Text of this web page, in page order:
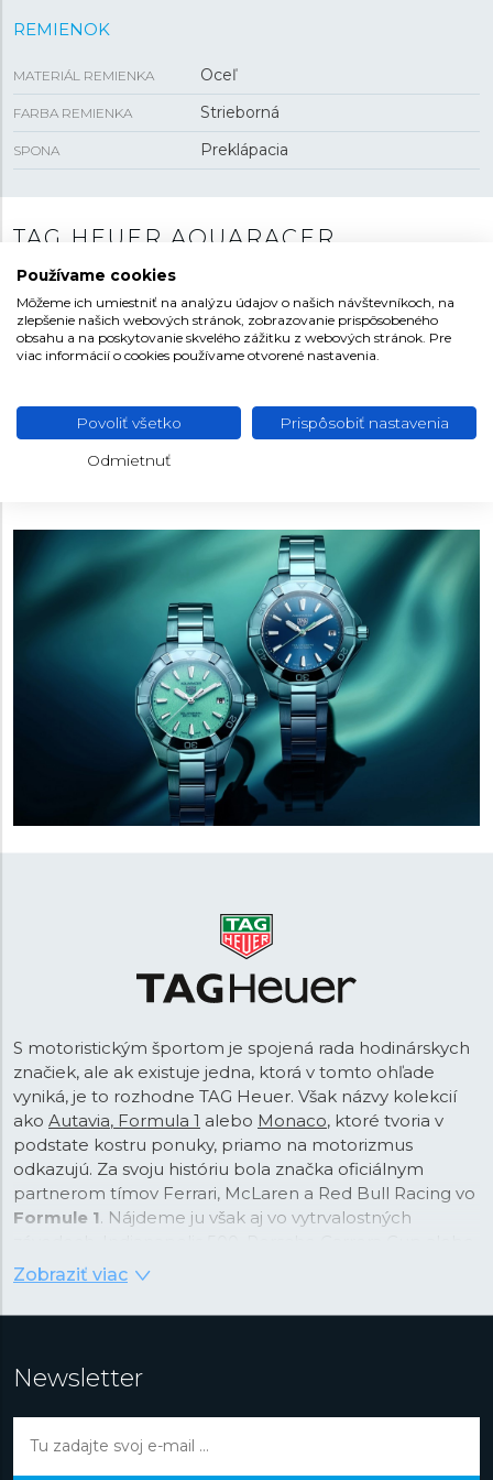
REMIENOK
MATERIÁL REMIENKA Oceľ
FARBA REMIENKA Strieborná
SPONA Preklápacia
TAG HEUER AQUARACER
V ponuke značky TAG Heuer nemôžu chýbať
potápačské modely. Tie nesú označenie Aquaracer a
všetky majú charakteristický dizajn sdvanásťstrannou
otočnou lunetoua výraznou korunkou s elegantnou
číselníkov, použitých materiálov a spôsobov spracovania
aj radu veľkostí. Modely Aquaracer Professional 200
majú vodotesnosť do
sú hodinky s quartzovým strojčekom so solárnym
pohonom alebo mechanické s automatickým
náťahom. Modely Aquaracer Professional 300 sú k
dispozícii s oceľovými alebo titánovými puzdrami s
priemerom 36, 42 alebo 43 milimetrov. Ako názov
napovedá hodinky disponujú vodotesnosťou
. Na špičke radu potom stojí titánový model
Aquaracer Professional 1000 Superdiver s
1000 metrov.
Zobraziť viac
S motoristickým športom je spojená rada hodinárskych
značiek, ale ak existuje jedna, ktorá v tomto ohľade
vyniká, je to rozhodne TAG Heuer. Však názvy kolekcií
ako Autavia, Formula 1 alebo Monaco, ktoré tvoria v
podstate kostru ponuky, priamo na motorizmus
odkazujú. Za svoju históriu bola značka oficiálnym
partnerom tímov Ferrari, McLaren a Red Bull Racing vo
Formule 1. Nájdeme ju však aj vo vytrvalostných
v čisto elektrickej sérii Formula E. Táto tradičná
švajčiarska značka s koreňmi vo švajčiarskom
Imierzaložená v roku1860má samozrejme širší záber,
svojich hodiniek, sú jej doménou.
priezviskom svojho zakladateľa, teda ako Heuer. V
Zobraziť viac
Newsletter
Používame cookies
Môžeme ich umiestniť na analýzu údajov o našich návštevníkoch, na
zlepšenie našich webových stránok, zobrazovanie prispôsobeného
obsahu a na poskytovanie skvelého zážitku z webových stránok. Pre
viac informácií o cookies používame otvorené nastavenia.
Povoliť všetko Prispôsobiť nastavenia
Odmietnuť